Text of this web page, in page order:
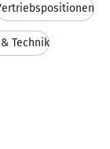
Technik